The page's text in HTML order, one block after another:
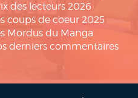
des lecteurs 2026
coups de coeur 2025
Mordus du Manga
derniers commentaires